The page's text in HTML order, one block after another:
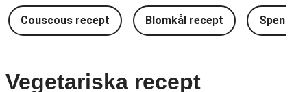
Couscous recept Blomkål recept Spenat
Vegetariska recept